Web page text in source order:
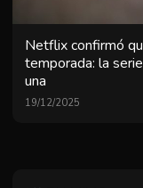
Netflix confirmó
temporada: la
una
19/12/2025
00:00 The Normal Heart